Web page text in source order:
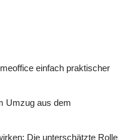
einfach praktischer
Umzug aus dem
Die unterschätzte Rolle